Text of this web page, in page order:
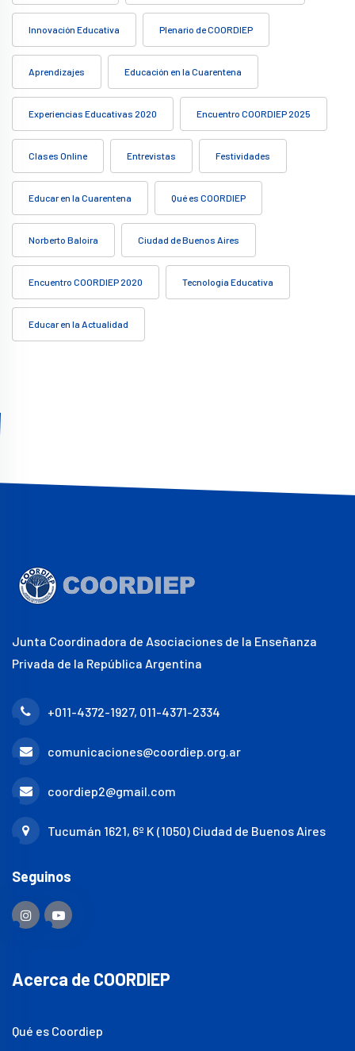
Innovación Educativa Plenario de COORDIEP
Aprendizajes Educación en la Cuarentena
Experiencias Educativas 2020 Encuentro COORDIEP 2025
Clases Online Entrevistas Festividades
Educar en la Cuarentena Qué es COORDIEP
Norberto Baloira Ciudad de Buenos Aires
Encuentro COORDIEP 2020 Tecnología Educativa
Educar en la Actualidad
Junta Coordinadora de Asociaciones de la Enseñanza
Privada de la República Argentina
+011-4372-1927, 011-4371-2334
comunicaciones@coordiep.org.ar
coordiep2@gmail.com
Tucumán 1621, 6º K (1050) Ciudad de Buenos Aires
Seguinos
Acerca de COORDIEP
Qué es Coordiep